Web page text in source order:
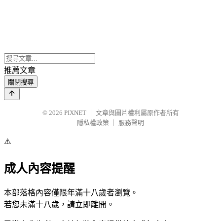
推薦文章
關閉搜尋
© 2026 PIXNET
文章與圖片權利屬原作者所有
隱私權政策
服務聲明
⚠️
成人內容提醒
本部落格內容僅限年滿十八歲者瀏覽。
若您未滿十八歲，請立即離開。